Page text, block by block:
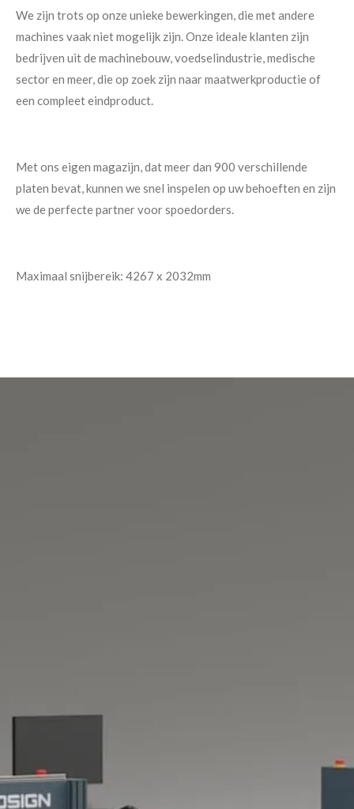
We zijn trots op onze unieke bewerkingen, die met andere
machines vaak niet mogelijk zijn. Onze ideale klanten zijn
bedrijven uit de machinebouw, voedselindustrie, medische
sector en meer, die op zoek zijn naar maatwerkproductie of
een compleet eindproduct.
Met ons eigen magazijn, dat meer dan 900 verschillende
platen bevat, kunnen we snel inspelen op uw behoeften en zijn
we de perfecte partner voor spoedorders.
Maximaal snijbereik: 4267 x 2032mm